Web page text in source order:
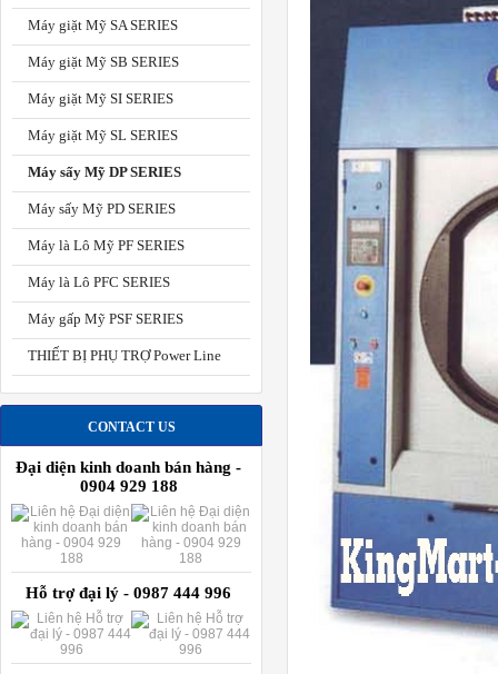
Máy giặt Mỹ SA SERIES
Máy giặt Mỹ SB SERIES
Máy giặt Mỹ SI SERIES
Máy giặt Mỹ SL SERIES
Máy sấy Mỹ DP SERIES
Máy sấy Mỹ PD SERIES
Máy là Lô Mỹ PF SERIES
Máy là Lô PFC SERIES
Máy gấp Mỹ PSF SERIES
THIẾT BỊ PHỤ TRỢ Power Line
CONTACT US
Đại diện kinh doanh bán hàng -
0904 929 188
Hỗ trợ đại lý - 0987 444 996